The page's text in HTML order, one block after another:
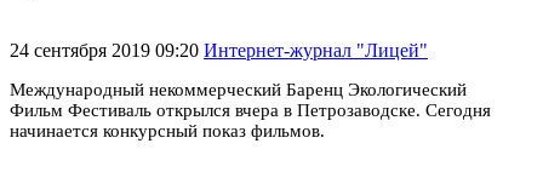
24 сентября 2019 09:20 Интернет-журнал "Лицей"
Международный некоммерческий Баренц Экологический
Фильм Фестиваль открылся вчера в Петрозаводске. Сегодня
начинается конкурсный показ фильмов.